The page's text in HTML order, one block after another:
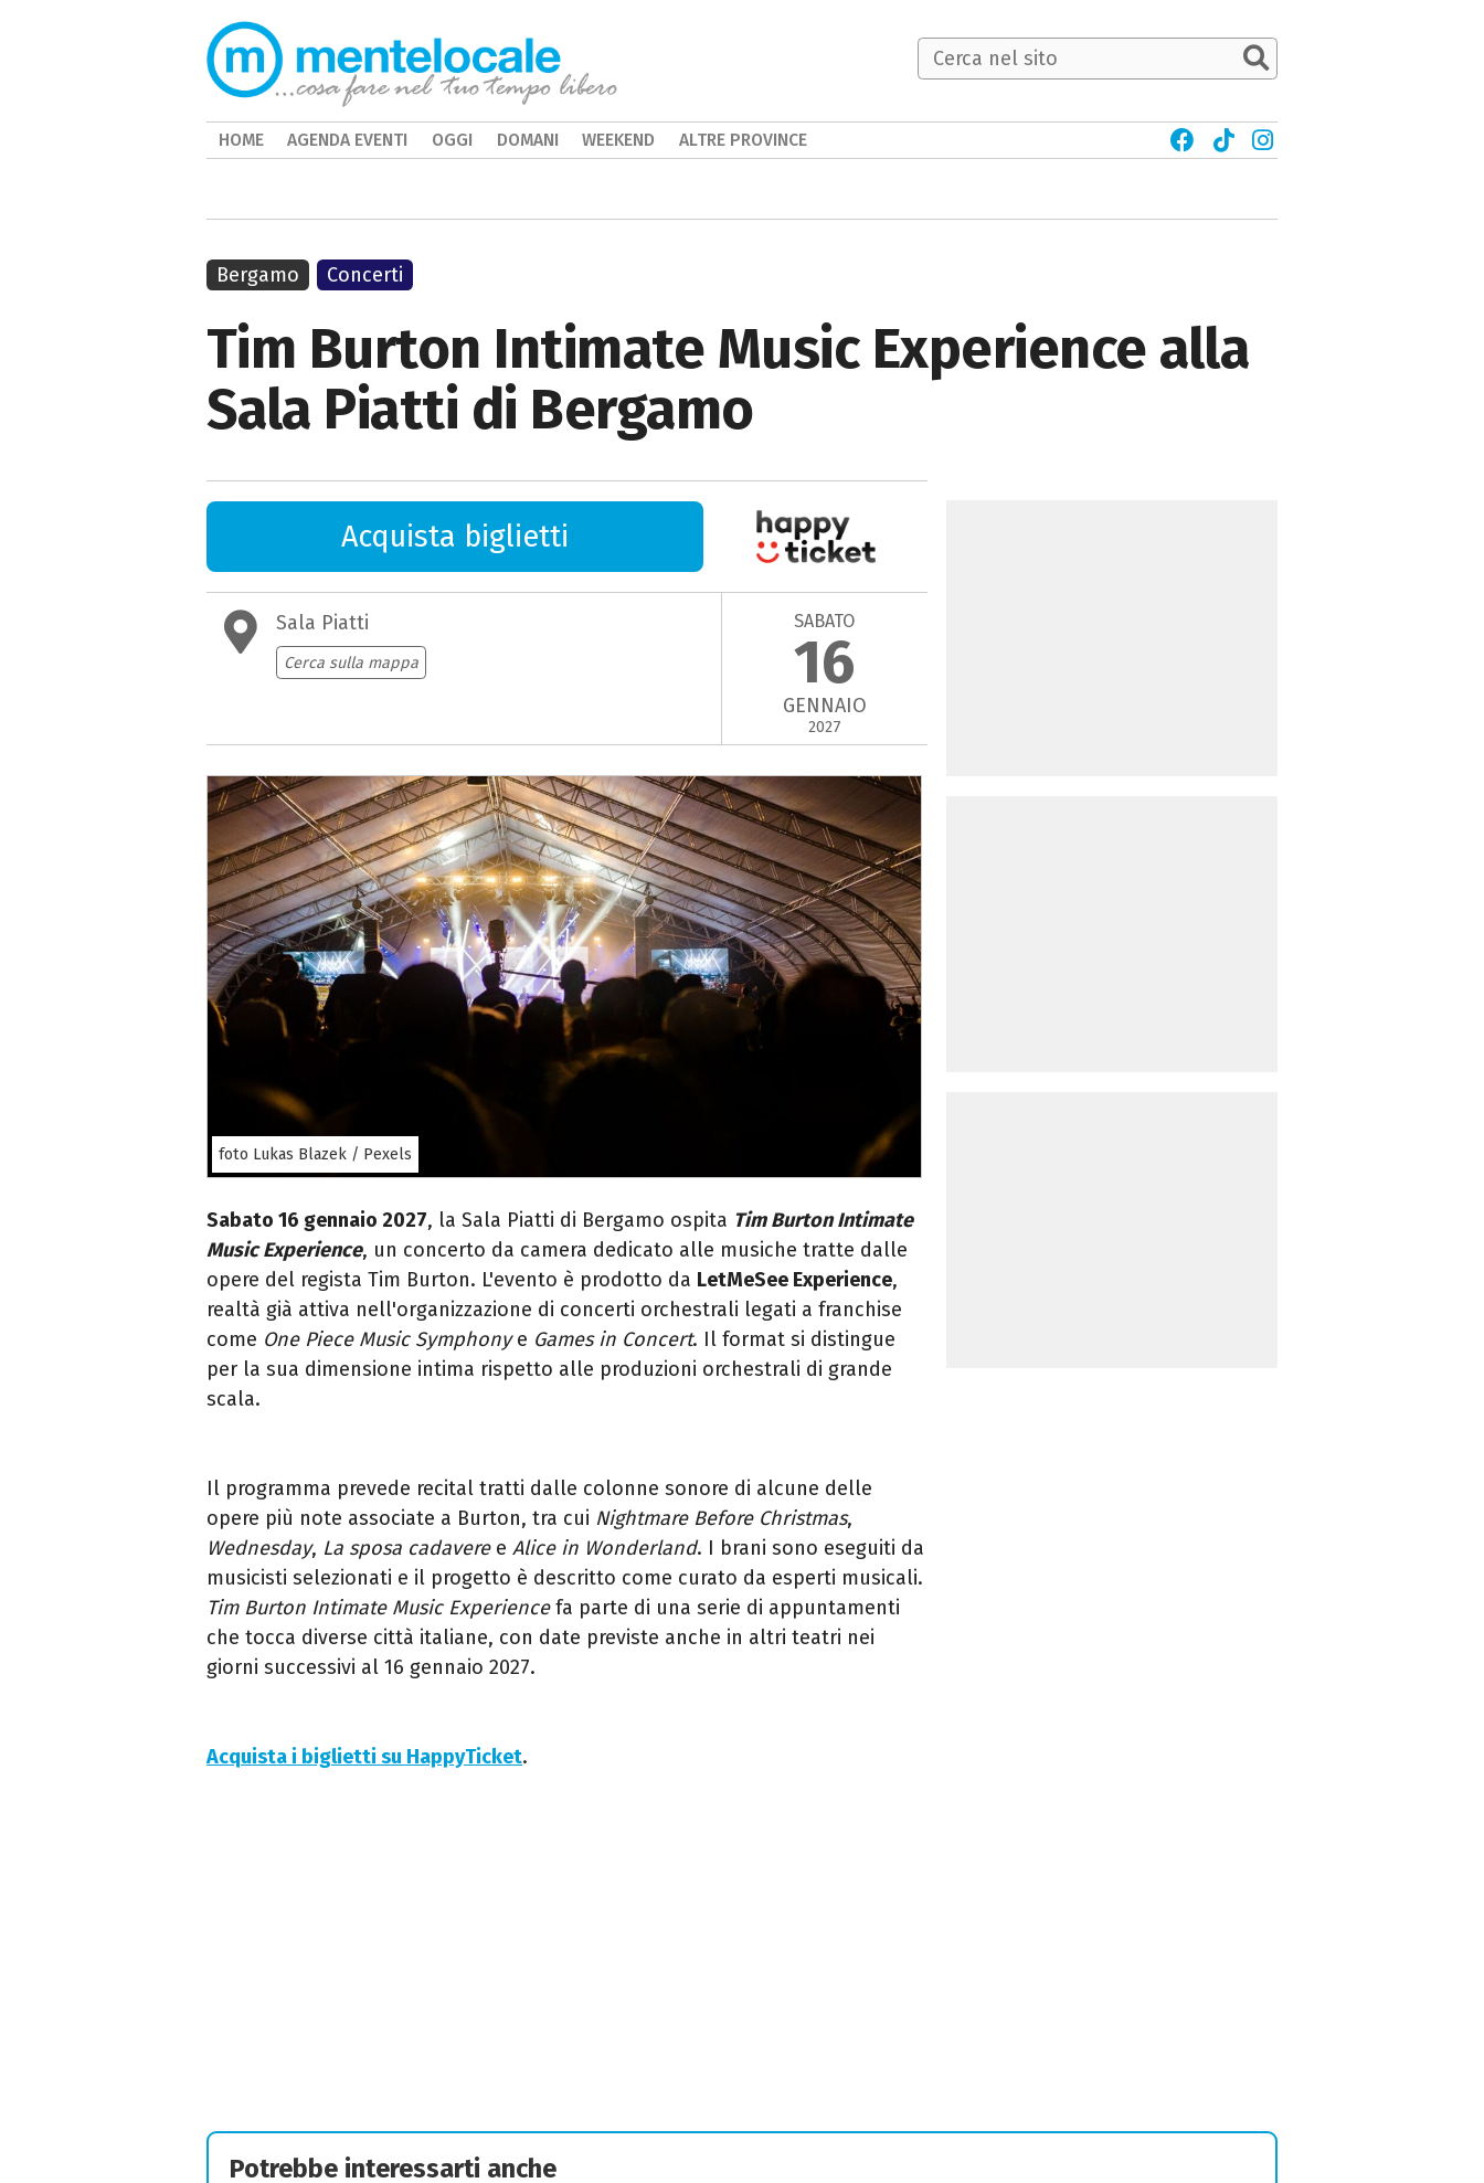
Tim Burton Intimate Music Experience alla
Sala Piatti di Bergamo
Acquista biglietti
Sala Piatti
Cerca sulla mappa
SABATO
16
GENNAIO
2027
foto Lukas Blazek / Pexels
Sabato 16 gennaio 2027, la Sala Piatti di Bergamo ospita Tim Burton Intimate
Music Experience, un concerto da camera dedicato alle musiche tratte dalle
opere del regista Tim Burton. L'evento è prodotto da LetMeSee Experience,
realtà già attiva nell'organizzazione di concerti orchestrali legati a franchise
come One Piece Music Symphonye Games in Concert. Il format si distingue
per la sua dimensione intima rispetto alle produzioni orchestrali di grande
scala.
Il programma prevede recital tratti dalle colonne sonore di alcune delle
opere più note associate a Burton, tra cui Nightmare Before Christmas,
Wednesday, La sposa cadaveree Alice in Wonderland. I brani sono eseguiti da
musicisti selezionati e il progetto è descritto come curato da esperti musicali.
Tim Burton Intimate Music Experiencefa parte di una serie di appuntamenti
che tocca diverse città italiane, con date previste anche in altri teatri nei
giorni successivi al 16 gennaio 2027.
Acquista i biglietti su HappyTicket.
Bergamo Concerti
Potrebbe interessarti anche
HOME AGENDA EVENTI OGGI DOMANI WEEKEND ALTRE PROVINCE